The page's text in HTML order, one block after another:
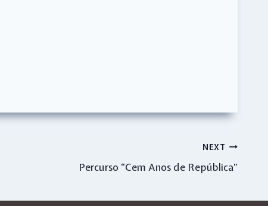
NEXT
Percurso “Cem Anos de República”